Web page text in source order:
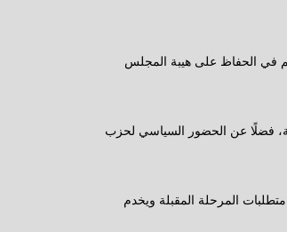
في الحفاظ على هيبة المجلس
فضلًا عن الحضور السياسي لحزب
المرحلة المقبلة ويخدم